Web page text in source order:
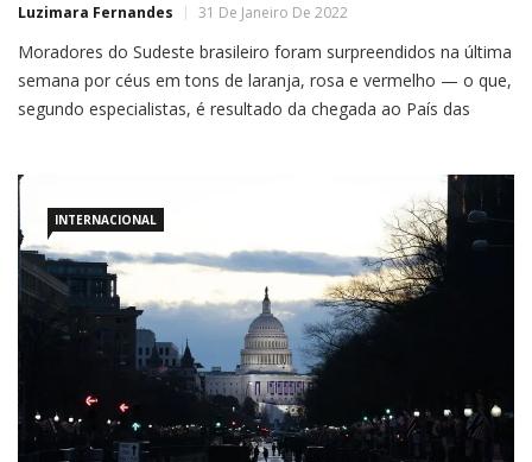
Luzimara Fernandes 31 De Janeiro De 2022
Moradores do Sudeste brasileiro foram surpreendidos na última
semana por céus em tons de laranja, rosa e vermelho — o que,
segundo especialistas, é resultado da chegada ao País das
INTERNACIONAL